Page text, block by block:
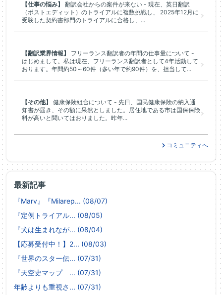
最新記事
『Marv』『Milarep... (08/07)
『定例トライアル... (08/05)
『犬は生まれなが... (08/04)
【応募受付中！】2... (08/03)
『世界のスター伝... (07/31)
『天空史マップ ... (07/31)
年齢よりも重視さ... (07/31)
【仕事の悩み】
翻訳会社からの案件が来ない - 現在、英日翻訳
（ポストエディット）のトライアルに複数挑戦し、 2025年12月に
受験した契約書部門のトライアルに合格し、...
【翻訳業界情報】
フリーランス翻訳者の年間の仕事量について -
はじめまして。私は現在、フリーランス翻訳者として4年活動して
おります。年間約50～60件（多い年で約90件）を、担当して...
【その他】
健康保険組合について - 先日、国民健康保険の納入通
知書が届き、その額に呆然としました。居住地である市は国保保険
料が高いと聞いてはおりました。昨年...
コミュニティへ